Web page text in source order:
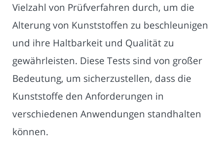
Vielzahl von Prüfverfahren durch, um die
Alterung von Kunststoffen zu beschleunigen
und ihre Haltbarkeit und Qualität zu
gewährleisten. Diese Tests sind von großer
Bedeutung, um sicherzustellen, dass die
Kunststoffe den Anforderungen in
verschiedenen Anwendungen standhalten
können.